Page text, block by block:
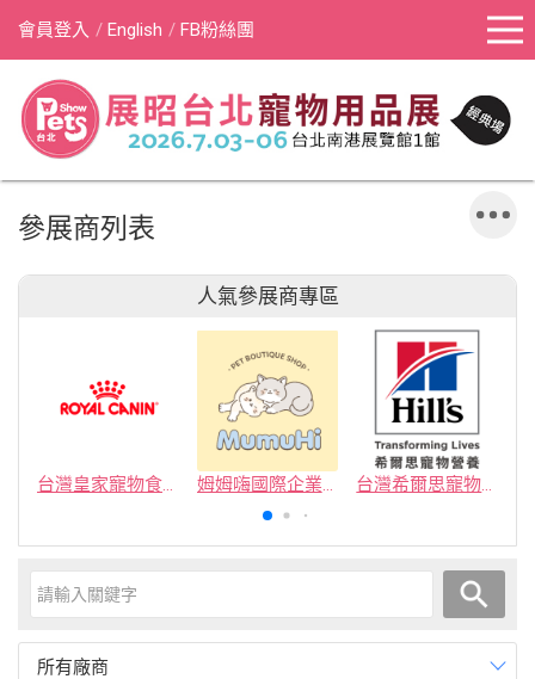
會員登入 English FB粉絲團
參展商列表
人氣參展商專區
台灣皇家寵物食品有限公司 姆姆嗨國際企業社 台灣希爾思寵物營養品有限公司
所有廠商